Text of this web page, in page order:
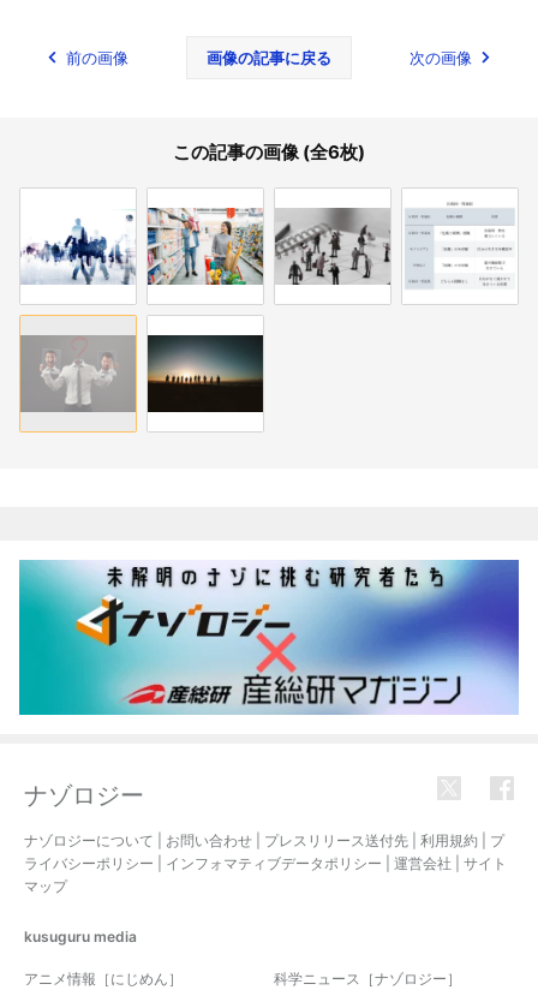
前の画像 画像の記事に戻る 次の画像
この記事の画像 (全6枚)
ナゾロジー
ナゾロジーについて お問い合わせ プレスリリース送付先 利用規約
プ
ライバシーポリシー
インフォマティブデータポリシー 運営会社
サイト
マップ
kusuguru media
アニメ情報［にじめん］ 科学ニュース［ナゾロジー］